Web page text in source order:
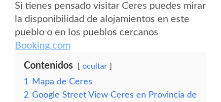
Si tienes pensado visitar Ceres puedes mirar
la disponibilidad de alojamientos en este
pueblo o en los pueblos cercanos
Booking.com
Contenidos ocultar
1
Mapa de Ceres
2 Google Street View Ceres en Provincia de